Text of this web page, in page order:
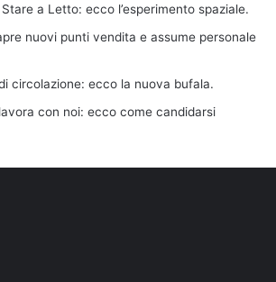
a Letto: ecco l’esperimento spaziale.
nuovi punti vendita e assume personale
circolazione: ecco la nuova bufala.
lavora con noi: ecco come candidarsi